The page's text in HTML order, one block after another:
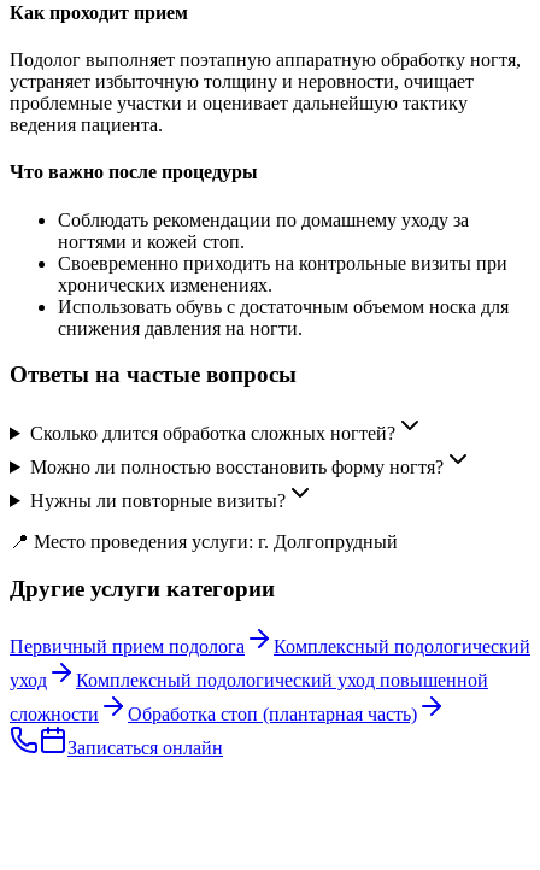
Как проходит прием
Подолог выполняет поэтапную аппаратную обработку ногтя,
устраняет избыточную толщину и неровности, очищает
проблемные участки и оценивает дальнейшую тактику
ведения пациента.
Что важно после процедуры
Соблюдать рекомендации по домашнему уходу за
ногтями и кожей стоп.
Своевременно приходить на контрольные визиты при
хронических изменениях.
Использовать обувь с достаточным объемом носка для
снижения давления на ногти.
Ответы на частые вопросы
Сколько длится обработка сложных ногтей?
Можно ли полностью восстановить форму ногтя?
Нужны ли повторные визиты?
📍 Место проведения услуги: г. Долгопрудный
Другие услуги категории
Первичный прием подолога
Комплексный подологический
уход
Комплексный подологический уход повышенной
сложности
Обработка стоп (плантарная часть)
Записаться онлайн